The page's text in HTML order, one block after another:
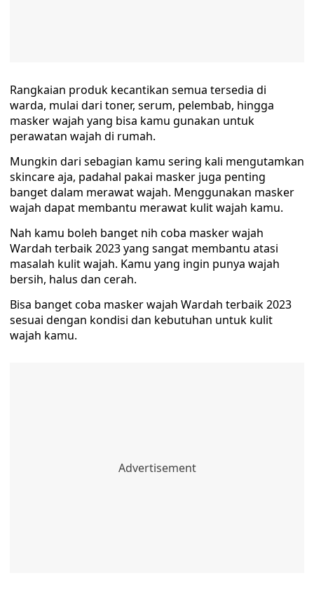
Rangkaian produk kecantikan semua tersedia di
warda, mulai dari toner, serum, pelembab, hingga
masker wajah yang bisa kamu gunakan untuk
perawatan wajah di rumah.
Mungkin dari sebagian kamu sering kali mengutamkan
skincare aja, padahal pakai masker juga penting
banget dalam merawat wajah. Menggunakan masker
wajah dapat membantu merawat kulit wajah kamu.
Nah kamu boleh banget nih coba masker wajah
Wardah terbaik 2023 yang sangat membantu atasi
masalah kulit wajah. Kamu yang ingin punya wajah
bersih, halus dan cerah.
Bisa banget coba masker wajah Wardah terbaik 2023
sesuai dengan kondisi dan kebutuhan untuk kulit
wajah kamu.